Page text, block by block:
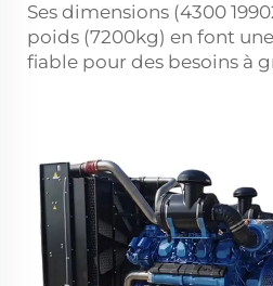
Ses dimensions (4300 1990
poids (7200kg) en font
fiable pour des besoins à